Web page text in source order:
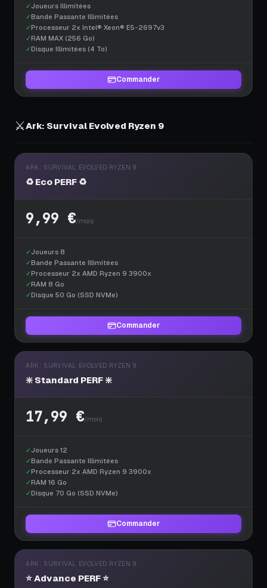
✓ Joueurs Illimitées
✓Bande Passante Illimitées
✓Processeur 2x Intel® Xeon® E5-2697v3
✓RAM MAX (256 Go)
✓Disque Illimitées (4 To)
Commander
⚔️Ark: Survival Evolved Ryzen 9
ARK: SURVIVAL EVOLVED RYZEN 9
♻️ Eco PERF ♻️
9,99 €/mois
✓ Joueurs 8
✓Bande Passante Illimitées
✓Processeur 2x AMD Ryzen 9 3900x
✓RAM 8 Go
✓Disque 50 Go (SSD NVMe)
Commander
ARK: SURVIVAL EVOLVED RYZEN 9
❇️ Standard PERF ❇️
17,99 €/mois
✓ Joueurs 12
✓Bande Passante Illimitées
✓Processeur 2x AMD Ryzen 9 3900x
✓RAM 16 Go
✓Disque 70 Go (SSD NVMe)
Commander
ARK: SURVIVAL EVOLVED RYZEN 9
⭐ Advance PERF ⭐